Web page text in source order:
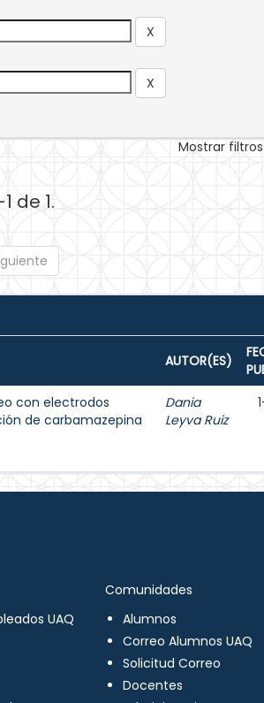
Mostrar
de 1.
AUTOR(ES)
con electrodos
de carbamazepina
Dania
Leyva Ruiz
UAQ
Comunidades
Alumnos
Correo Alumnos UAQ
Solicitud Correo
Docentes